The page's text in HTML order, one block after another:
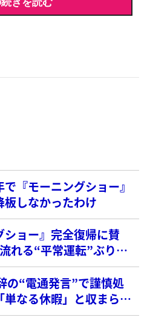
『モーニングショー』
しなかったわけ
ョー』完全復帰に賛
れる“平常運転”ぶりに
声も
の“電通発言”で謹慎処
なる休暇」と収まらぬ